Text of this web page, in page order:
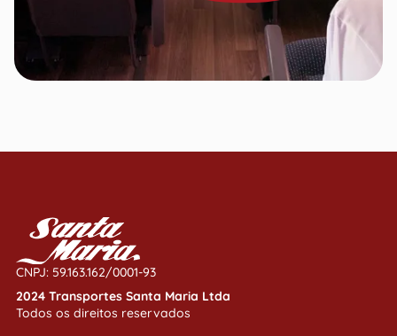
CNPJ: 59.163.162/0001-93
2024 Transportes Santa Maria Ltda
Todos os direitos reservados